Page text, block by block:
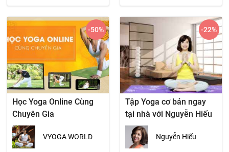
Học Yoga Online Cùng
Chuyên Gia
VYOGA WORLD
-50%
Tập Yoga cơ bản ngay
tại nhà với Nguyễn Hiếu
Nguyễn Hiếu
-22%